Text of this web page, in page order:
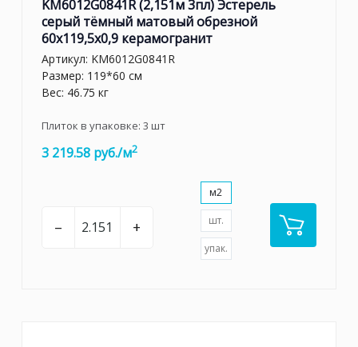
KM6012G0841R (2,151м 3пл) Эстерель
серый тёмный матовый обрезной
60x119,5x0,9 керамогранит
Артикул: KM6012G0841R
Размер: 119*60 см
Вес: 46.75 кг
Плиток в упаковке: 3 шт
3 219.58 руб./м2
– +
м2
шт.
упак.